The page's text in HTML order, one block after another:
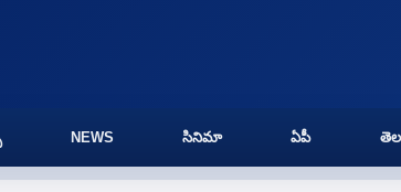
NEWS సినిమా ఏపీ